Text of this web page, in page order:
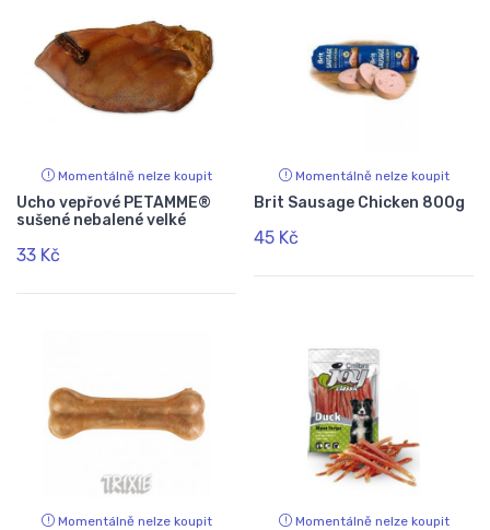
Momentálně nelze koupit
Ucho vepřové PETAMME®
sušené nebalené velké
33 Kč
Momentálně nelze koupit
Brit Sausage Chicken 800g
45 Kč
Momentálně nelze koupit Momentálně nelze koupit